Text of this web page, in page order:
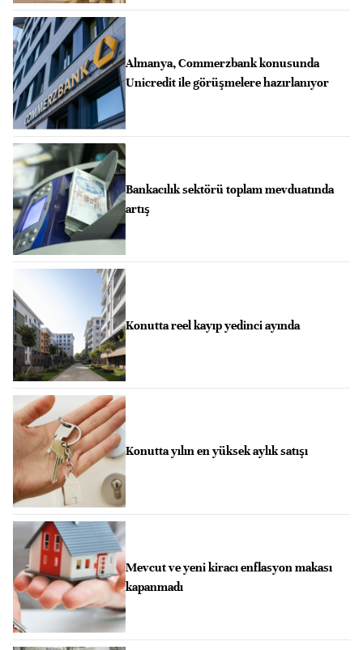
Almanya, Commerzbank konusunda
Unicredit ile görüşmelere hazırlanıyor
Bankacılık sektörü toplam mevduatında
artış
Konutta reel kayıp yedinci ayında
Konutta yılın en yüksek aylık satışı
Mevcut ve yeni kiracı enflasyon makası
kapanmadı